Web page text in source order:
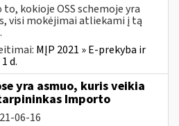
kokioje OSS schemoje yra
visi mokėjimai atliekami į tą
MĮP 2021 » E-prekyba ir
d.
yra asmuo, kuris veikia
Importo
06-16